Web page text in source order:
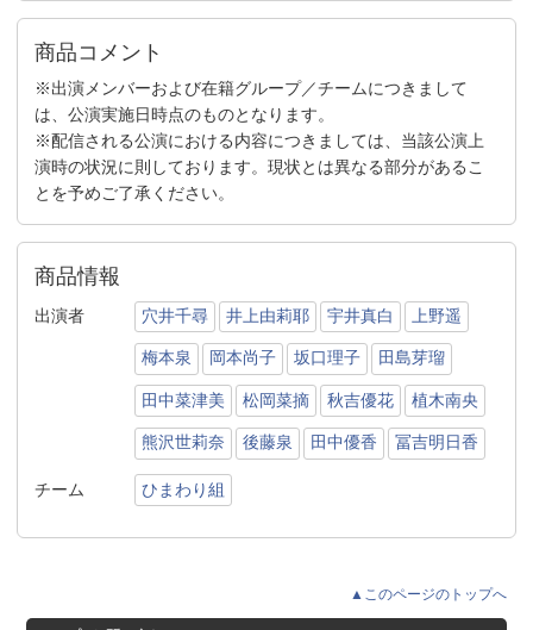
商品コメント
※出演メンバーおよび在籍グループ／チームにつきまして
は、公演実施日時点のものとなります。
※配信される公演における内容につきましては、当該公演上
演時の状況に則しております。現状とは異なる部分があるこ
とを予めご了承ください。
商品情報
出演者 穴井千尋 井上由莉耶 宇井真白 上野遥
梅本泉 岡本尚子 坂口理子 田島芽瑠
田中菜津美 松岡菜摘 秋吉優花 植木南央
熊沢世莉奈 後藤泉 田中優香 冨吉明日香
チーム ひまわり組
▲このページのトップへ